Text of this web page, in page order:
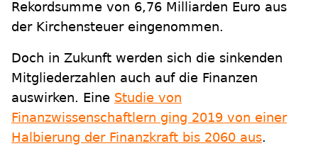
Rekordsumme von 6,76 Milliarden Euro aus
der Kirchensteuer eingenommen.
Doch in Zukunft werden sich die sinkenden
Mitgliederzahlen auch auf die Finanzen
auswirken. Eine Studie von
Finanzwissenschaftlern ging 2019 von einer
Halbierung der Finanzkraft bis 2060 aus.